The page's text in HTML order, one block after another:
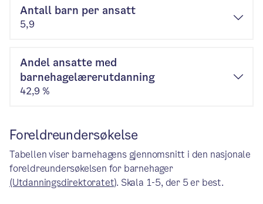
Antall barn per ansatt
5,9
Andel ansatte med
barnehagelærerutdanning
42,9 %
Foreldreundersøkelse
Tabellen viser barnehagens gjennomsnitt i den nasjonale
foreldreundersøkelsen for barnehager
(Utdanningsdirektoratet). Skala 1-5, der 5 er best.